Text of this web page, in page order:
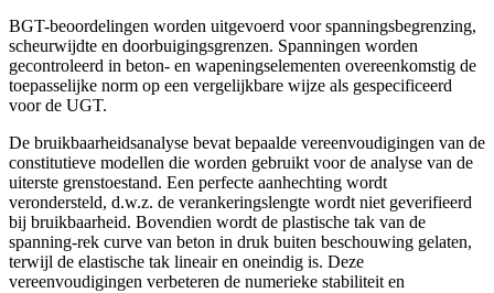
BGT-beoordelingen worden uitgevoerd voor spanningsbegrenzing,
scheurwijdte en doorbuigingsgrenzen. Spanningen worden
gecontroleerd in beton- en wapeningselementen overeenkomstig de
toepasselijke norm op een vergelijkbare wijze als gespecificeerd
voor de UGT.
De bruikbaarheidsanalyse bevat bepaalde vereenvoudigingen van de
constitutieve modellen die worden gebruikt voor de analyse van de
uiterste grenstoestand. Een perfecte aanhechting wordt
verondersteld, d.w.z. de verankeringslengte wordt niet geverifieerd
bij bruikbaarheid. Bovendien wordt de plastische tak van de
spanning-rek curve van beton in druk buiten beschouwing gelaten,
terwijl de elastische tak lineair en oneindig is. Deze
vereenvoudigingen verbeteren de numerieke stabiliteit en